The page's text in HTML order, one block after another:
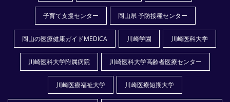
子育て支援センター 岡山県 予防接種センター
岡山の医療健康ガイドMEDICA 川崎学園 川崎医科大学
川崎医科大学附属病院 川崎医科大学高齢者医療センター
川崎医療福祉大学 川崎医療短期大学